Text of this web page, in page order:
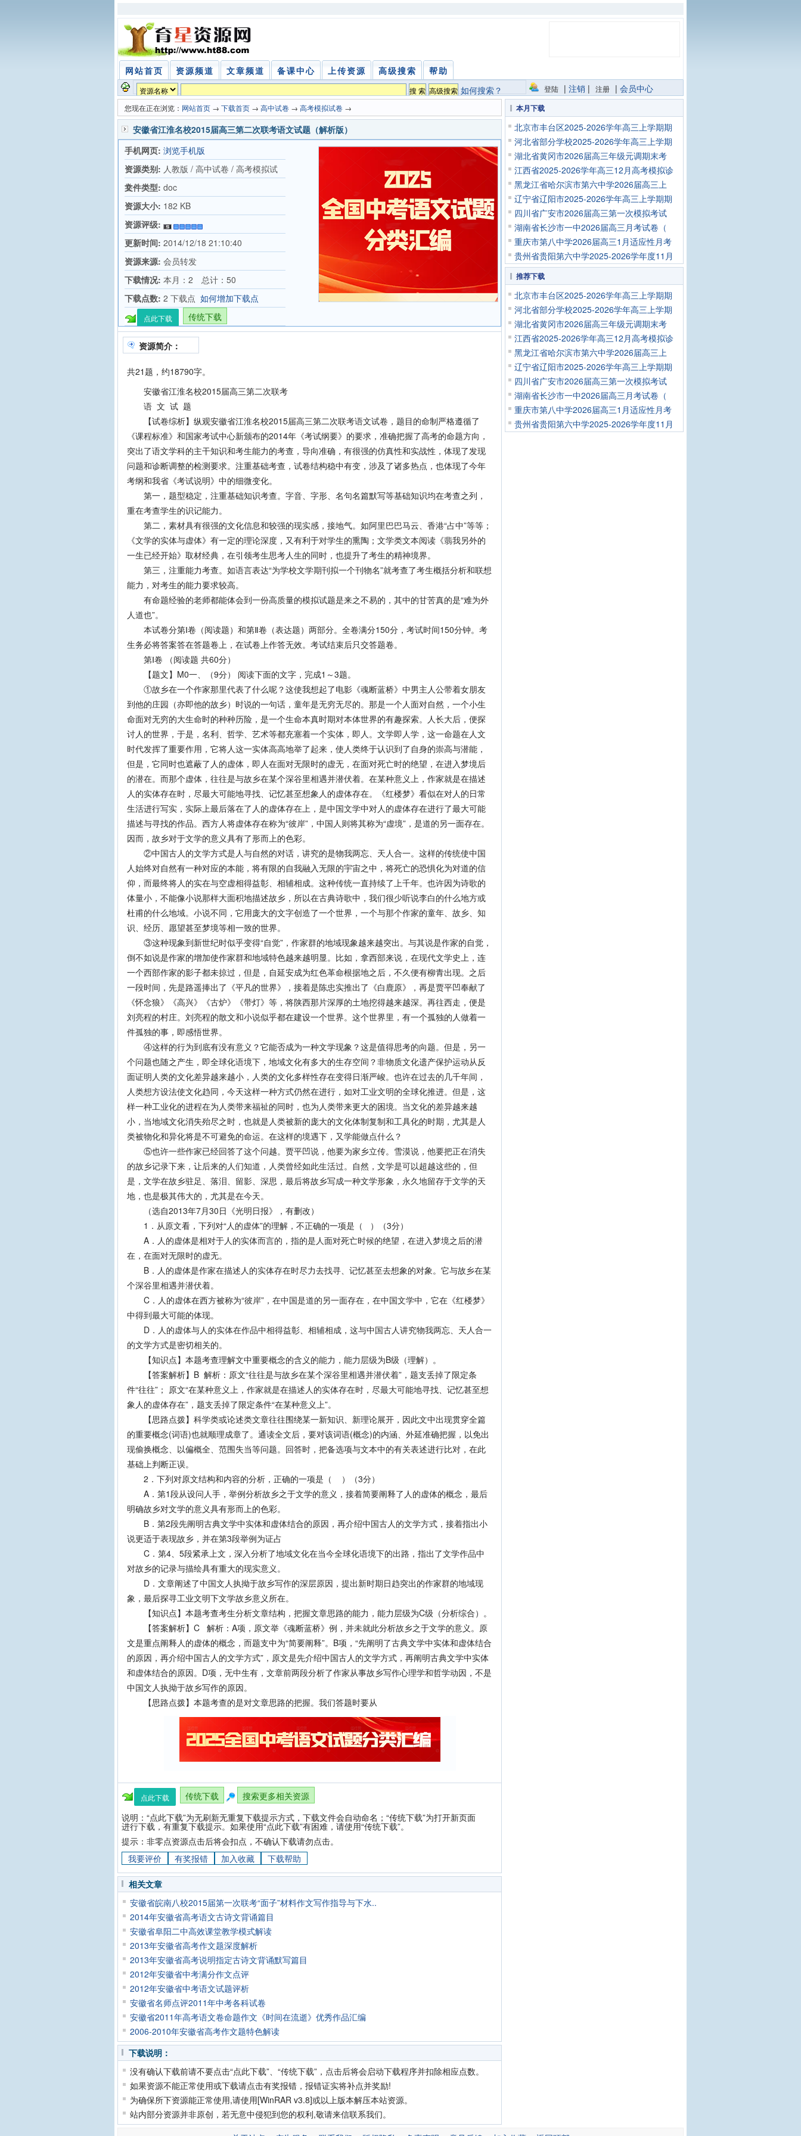
网站首页 资源频道 文章频道 备课中心 上传资源 高级搜索
帮助
如何搜索？
登陆 | 注销 | 注册 | 会员中心
您现在正在浏览： 网站首页 → 下载首页 → 高中试卷 → 高考模拟试卷 →
安徽省江淮名校2015届高三第二次联考语文试题（解析版）
手机网页: 浏览手机版
资源类别: 人教版 / 高中试卷 / 高考模拟试
卷
文件类型: doc
资源大小: 182 KB
资源评级:
更新时间: 2014/12/18 21:10:40
资源来源: 会员转发
下载情况: 本月：2 总计：50
下载点数: 2 下载点 如何增加下载点
点此下载 传统下载
资源简介：
共21题，约18790字。
安徽省江淮名校2015届高三第二次联考
语 文 试 题
【试卷综析】纵观安徽省江淮名校2015届高三第二次联考语文试卷，题目的命制严格遵循了
《课程标准》和国家考试中心新颁布的2014年《考试纲要》的要求，准确把握了高考的命题方向，
突出了语文学科的主干知识和考生能力的考查，导向准确，有很强的仿真性和实战性，体现了发现
问题和诊断调整的检测要求。注重基础考查，试卷结构稳中有变，涉及了诸多热点，也体现了今年
考纲和我省《考试说明》中的细微变化。
第一，题型稳定，注重基础知识考查。字音、字形、名句名篇默写等基础知识均在考查之列，
重在考查学生的识记能力。
第二，素材具有很强的文化信息和较强的现实感，接地气。如阿里巴巴马云、香港“占中”等等；
《文学的实体与虚体》有一定的理论深度，又有利于对学生的熏陶；文学类文本阅读《翡我另外的
一生已经开始》取材经典，在引领考生思考人生的同时，也提升了考生的精神境界。
第三，注重能力考查。如语言表达“为学校文学期刊拟一个刊物名”就考查了考生概括分析和联想
能力，对考生的能力要求较高。
有命题经验的老师都能体会到一份高质量的模拟试题是来之不易的，其中的甘苦真的是“难为外
人道也”。
本试卷分第Ⅰ卷（阅读题）和第Ⅱ卷（表达题）两部分。全卷满分150分，考试时间150分钟。考
生务必将答案答在答题卷上，在试卷上作答无效。考试结束后只交答题卷。
第Ⅰ卷 （阅读题 共60分）
【题文】M0一、（9分） 阅读下面的文字，完成1～3题。
①故乡在一个作家那里代表了什么呢？这使我想起了电影《魂断蓝桥》中男主人公带着女朋友
到他的庄园（亦即他的故乡）时说的一句话，童年是无穷无尽的。那是一个人面对自然，一个小生
命面对无穷的大生命时的种种历险，是一个生命本真时期对本体世界的有趣探索。人长大后，便探
讨人的世界，于是，名利、哲学、艺术等都充塞着一个实体，即人。文学即人学，这一命题在人文
时代发挥了重要作用，它将人这一实体高高地举了起来，使人类终于认识到了自身的崇高与潜能，
但是，它同时也遮蔽了人的虚体，即人在面对无限时的虚无，在面对死亡时的绝望，在进入梦境后
的潜在。而那个虚体，往往是与故乡在某个深谷里相遇并潜伏着。在某种意义上，作家就是在描述
人的实体存在时，尽最大可能地寻找、记忆甚至想象人的虚体存在。《红楼梦》看似在对人的日常
生活进行写实，实际上最后落在了人的虚体存在上，是中国文学中对人的虚体存在进行了最大可能
描述与寻找的作品。西方人将虚体存在称为“彼岸”，中国人则将其称为“虚境”，是道的另一面存在。
因而，故乡对于文学的意义具有了形而上的色彩。
②中国古人的文学方式是人与自然的对话，讲究的是物我两忘、天人合一。这样的传统使中国
人始终对自然有一种对应的本能，将有限的自我融入无限的宇宙之中，将死亡的恐惧化为对道的信
仰，而最终将人的实在与空虚相得益彰、相辅相成。这种传统一直持续了上千年。也许因为诗歌的
体量小，不能像小说那样大面积地描述故乡，所以在古典诗歌中，我们很少听说李白的什么地方或
杜甫的什么地域。小说不同，它用庞大的文字创造了一个世界，一个与那个作家的童年、故乡、知
识、经历、愿望甚至梦境等相一致的世界。
③这种现象到新世纪时似乎变得“自觉”，作家群的地域现象越来越突出。与其说是作家的自觉，
倒不如说是作家的增加使作家群和地域特色越来越明显。比如，拿西部来说，在现代文学史上，连
一个西部作家的影子都未掠过，但是，自延安成为红色革命根据地之后，不久便有柳青出现。之后
一段时间，先是路遥捧出了《平凡的世界》，接着是陈忠实推出了《白鹿原》，再是贾平凹奉献了
《怀念狼》《高兴》《古炉》《带灯》等，将陕西那片深厚的土地挖得越来越深。再往西走，便是
刘亮程的村庄。刘亮程的散文和小说似乎都在建设一个世界。这个世界里，有一个孤独的人做着一
件孤独的事，即感悟世界。
④这样的行为到底有没有意义？它能否成为一种文学现象？这是值得思考的向题。但是，另一
个问题也随之产生，即全球化语境下，地域文化有多大的生存空间？非物质文化遗产保护运动从反
面证明人类的文化差异越来越小，人类的文化多样性存在变得日渐严峻。也许在过去的几千年间，
人类想方设法使文化趋同，今天这样一种方式仍然在进行，如对工业文明的全球化推进。但是，这
样一种工业化的进程在为人类带来福祉的同时，也为人类带来更大的困境。当文化的差异越来越
小，当地域文化消失殆尽之时，也就是人类被新的庞大的文化体制复制和工具化的时期，尤其是人
类被物化和异化将是不可避免的命运。在这样的境遇下，又学能做点什么？
⑤也许一些作家已经回答了这个问越。贾平凹说，他要为家乡立传。雪漠说，他要把正在消失
的故乡记录下来，让后来的人们知道，人类曾经如此生活过。自然，文学是可以超越这些的，但
是，文学在故乡驻足、落泪、留影、深思，最后将故乡写成一种文学形象，永久地留存于文学的天
地，也是极其伟大的，尤其是在今天。
（选自2013年7月30日《光明日报》，有删改）
1．从原文看，下列对“人的虚体”的理解，不正确的一项是（ ）（3分）
A．人的虚体是相对于人的实体而言的，指的是人面对死亡时候的绝望，在进入梦境之后的潜
在，在面对无限时的虚无。
B．人的虚体是作家在描述人的实体存在时尽力去找寻、记忆甚至去想象的对象。它与故乡在某
个深谷里相遇并潜伏着。
C．人的虚体在西方被称为“彼岸”，在中国是道的另一面存在，在中国文学中，它在《红楼梦》
中得到最大可能的体现。
D．人的虚体与人的实体在作品中相得益彰、相辅相成，这与中国古人讲究物我两忘、天人合一
的文学方式是密切相关的。
【知识点】本题考查理解文中重要概念的含义的能力，能力层级为B级（理解）。
【答案解析】B 解析：原文“往往是与故乡在某个深谷里相遇并潜伏着”，题支丢掉了限定条
件“往往”； 原文“在某种意义上，作家就是在描述人的实体存在时，尽最大可能地寻找、记忆甚至想
象人的虚体存在”，题支丢掉了限定条件“在某种意义上”。
【思路点拨】科学类或论述类文章往往围绕某一新知识、新理论展开，因此文中出现贯穿全篇
的重要概念(词语)也就顺理成章了。通读全文后，要对该词语(概念)的内涵、外延准确把握，以免出
现偷换概念、以偏概全、范围失当等问题。回答时，把备选项与文本中的有关表述进行比对，在此
基础上判断正误。
2．下列对原文结构和内容的分析，正确的一项是（ ）（3分）
A．第1段从设问人手，举例分析故乡之于文学的意义，接着简要阐释了人的虚体的概念，最后
明确故乡对文学的意义具有形而上的色彩。
B．第2段先阐明古典文学中实体和虚体结合的原因，再介绍中国古人的文学方式，接着指出小
说更适于表现故乡，并在第3段举例为证占
C．第4、5段紧承上文，深入分析了地域文化在当今全球化语境下的出路，指出了文学作品中
对故乡的记录与描绘具有重大的现实意义。
D．文章阐述了中国文人执拗于故乡写作的深层原因，提出新时期日趋突出的作家群的地域现
象，最后探寻工业文明下文学故乡意义所在。
【知识点】本题考查考生分析文章结构，把握文章思路的能力，能力层级为C级（分析综合）。
【答案解析】C 解析：A项，原文举《魂断蓝桥》例，并未就此分析故乡之于文学的意义。原
文是重点阐释人的虚体的概念，而题支中为“简要阐释”。B项，“先阐明了古典文学中实体和虚体结合
的原因，再介绍中国古人的文学方式”，原文是先介绍中国古人的文学方式，再阐明古典文学中实体
和虚体结合的原因。D项，无中生有，文章前两段分析了作家从事故乡写作心理学和哲学动因，不是
中国文人执拗于故乡写作的原因。
【思路点拨】本题考查的是对文章思路的把握。我们答题时要从
点此下载 传统下载
搜索更多相关资源
说明：“点此下载”为无刷新无重复下载提示方式，下载文件会自动命名；“传统下载”为打开新页面
进行下载，有重复下载提示。如果使用“点此下载”有困难，请使用“传统下载”。
提示：非零点资源点击后将会扣点，不确认下载请勿点击。
我要评价
有奖报错 加入收藏 下载帮助
相关文章
安徽省皖南八校2015届第一次联考“面子”材料作文写作指导与下水..
2014年安徽省高考语文古诗文背诵篇目
安徽省阜阳二中高效课堂教学模式解读
2013年安徽省高考作文题深度解析
2013年安徽省高考说明指定古诗文背诵默写篇目
2012年安徽省中考满分作文点评
2012年安徽省中考语文试题评析
安徽省名师点评2011年中考各科试卷
安徽省2011年高考语文卷命题作文《时间在流逝》优秀作品汇编
2006-2010年安徽省高考作文题特色解读
下载说明：
没有确认下载前请不要点击“点此下载”、“传统下载”，点击后将会启动下载程序并扣除相应点数。
如果资源不能正常使用或下载请点击有奖报错，报错证实将补点并奖励!
为确保所下资源能正常使用,请使用[WinRAR v3.8]或以上版本解压本站资源。
站内部分资源并非原创，若无意中侵犯到您的权利,敬请来信联系我们。
本月下载
北京市丰台区2025-2026学年高三上学期期
河北省部分学校2025-2026学年高三上学期
湖北省黄冈市2026届高三年级元调期末考
江西省2025-2026学年高三12月高考模拟诊
黑龙江省哈尔滨市第六中学2026届高三上
辽宁省辽阳市2025-2026学年高三上学期期
四川省广安市2026届高三第一次模拟考试
湖南省长沙市一中2026届高三月考试卷（
重庆市第八中学2026届高三1月适应性月考
贵州省贵阳第六中学2025-2026学年度11月
推荐下载
北京市丰台区2025-2026学年高三上学期期
河北省部分学校2025-2026学年高三上学期
湖北省黄冈市2026届高三年级元调期末考
江西省2025-2026学年高三12月高考模拟诊
黑龙江省哈尔滨市第六中学2026届高三上
辽宁省辽阳市2025-2026学年高三上学期期
四川省广安市2026届高三第一次模拟考试
湖南省长沙市一中2026届高三月考试卷（
重庆市第八中学2026届高三1月适应性月考
贵州省贵阳第六中学2025-2026学年度11月